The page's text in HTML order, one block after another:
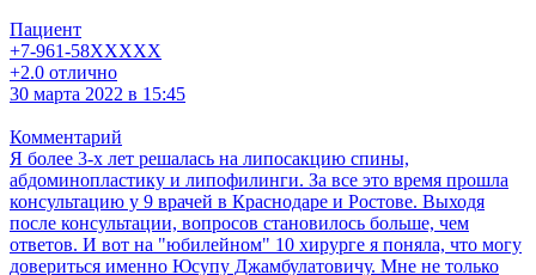
Пациент
+7-961-58XXXXX
+2.0 отлично
30 марта 2022 в 15:45
Комментарий
Я более 3-х лет решалась на липосакцию спины,
абдоминопластику и липофилинги. За все это время прошла
консультацию у 9 врачей в Краснодаре и Ростове. Выходя
после консультации, вопросов становилось больше, чем
ответов. И вот на "юбилейном" 10 хирурге я поняла, что могу
довериться именно Юсупу Джамбулатовичу. Мне не только